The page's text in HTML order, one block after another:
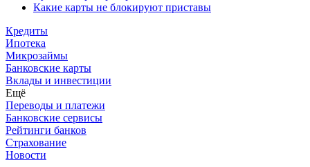
Какие карты не блокируют приставы
Кредиты
Ипотека
Микрозаймы
Банковские карты
Вклады и инвестиции
Ещё
Переводы и платежи
Банковские сервисы
Рейтинги банков
Страхование
Новости